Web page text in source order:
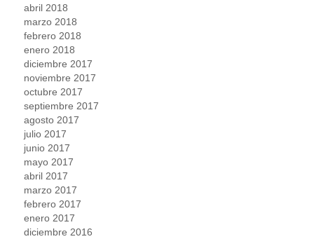
abril 2018
marzo 2018
febrero 2018
enero 2018
diciembre 2017
noviembre 2017
octubre 2017
septiembre 2017
agosto 2017
julio 2017
junio 2017
mayo 2017
abril 2017
marzo 2017
febrero 2017
enero 2017
diciembre 2016